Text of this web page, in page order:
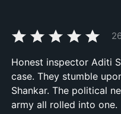
Honest inspector Aditi
case. They stumble
Shankar. The political
army all rolled into one.